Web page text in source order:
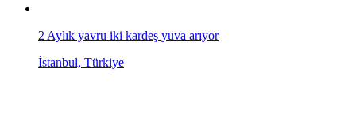
2 Aylık yavru iki kardeş yuva arıyor
İstanbul, Türkiye